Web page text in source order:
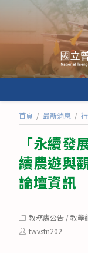
內
首頁 / 最新消息 /
「永續發
續農遊與
論壇資訊
Post
category:
教務處公告 /教學
Posttwvstn202